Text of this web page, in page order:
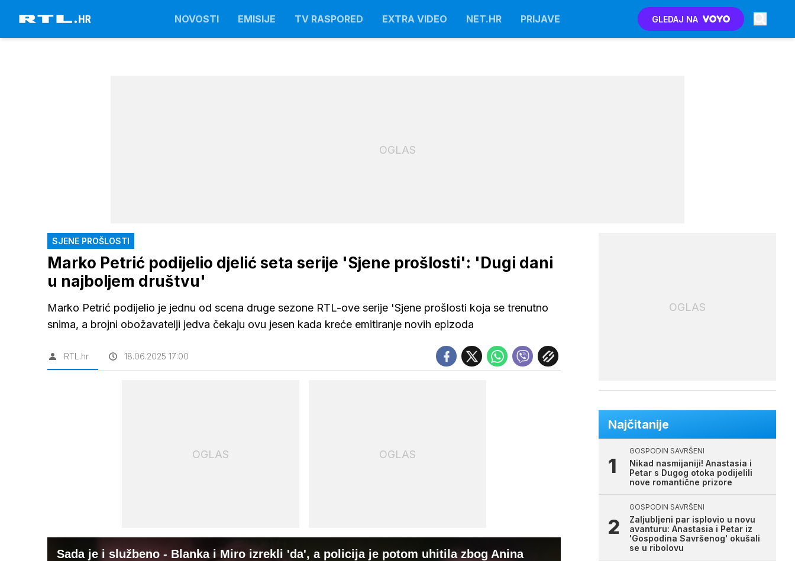
NOVOSTI EMISIJE TV RASPORED EXTRA VIDEO NET.HR PRIJAVE GLEDAJ NA
OGLAS
SJENE PROŠLOSTI
Marko Petrić podijelio djelić seta serije 'Sjene prošlosti': 'Dugi dani
u najboljem društvu'
Marko Petrić podijelio je jednu od scena druge sezone RTL-ove serije 'Sjene prošlosti koja se trenutno
snima, a brojni obožavatelji jedva čekaju ovu jesen kada kreće emitiranje novih epizoda
RTL.hr 18.06.2025 17:00
OGLAS OGLAS
Sada je i službeno - Blanka i Miro izrekli 'da', a policija je potom uhitila zbog Anina
OGLAS
Najčitanije
GOSPODIN SAVRŠENI
Nikad nasmijaniji! Anastasia i
Petar s Dugog otoka podijelili
nove romantične prizore
GOSPODIN SAVRŠENI
Zaljubljeni par isplovio u novu
avanturu: Anastasia i Petar iz
'Gospodina Savršenog' okušali
se u ribolovu